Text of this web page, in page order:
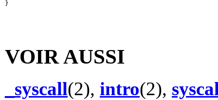
VOIR AUSSI
_syscall(2), intro(2),